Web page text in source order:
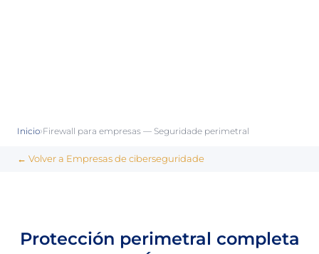
Inicio›Firewall para empresas — Seguridade perimetral
← Volver a Empresas de ciberseguridade
Protección perimetral completa